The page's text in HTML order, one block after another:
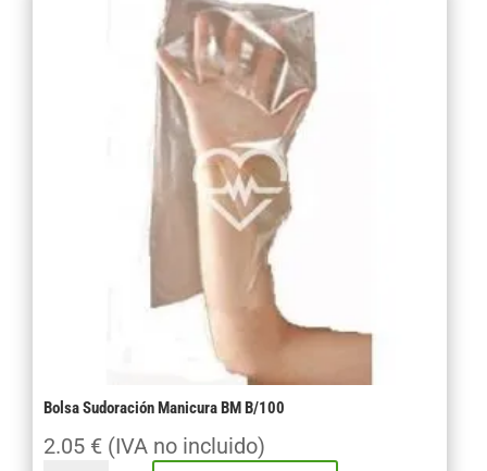
Bolsa Sudoración Manicura BM B/100
2.05 € (IVA no incluido)